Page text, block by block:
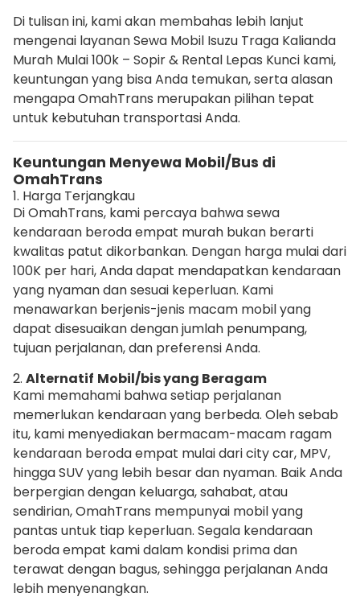
Di tulisan ini, kami akan membahas lebih lanjut
mengenai layanan Sewa Mobil Isuzu Traga Kalianda
Murah Mulai 100k – Sopir & Rental Lepas Kunci kami,
keuntungan yang bisa Anda temukan, serta alasan
mengapa OmahTrans merupakan pilihan tepat
untuk kebutuhan transportasi Anda.
Keuntungan Menyewa Mobil/Bus di
OmahTrans
1. Harga Terjangkau
Di OmahTrans, kami percaya bahwa sewa
kendaraan beroda empat murah bukan berarti
kwalitas patut dikorbankan. Dengan harga mulai dari
100K per hari, Anda dapat mendapatkan kendaraan
yang nyaman dan sesuai keperluan. Kami
menawarkan berjenis-jenis macam mobil yang
dapat disesuaikan dengan jumlah penumpang,
tujuan perjalanan, dan preferensi Anda.
2. Alternatif Mobil/bis yang Beragam
Kami memahami bahwa setiap perjalanan
memerlukan kendaraan yang berbeda. Oleh sebab
itu, kami menyediakan bermacam-macam ragam
kendaraan beroda empat mulai dari city car, MPV,
hingga SUV yang lebih besar dan nyaman. Baik Anda
berpergian dengan keluarga, sahabat, atau
sendirian, OmahTrans mempunyai mobil yang
pantas untuk tiap keperluan. Segala kendaraan
beroda empat kami dalam kondisi prima dan
terawat dengan bagus, sehingga perjalanan Anda
lebih menyenangkan.